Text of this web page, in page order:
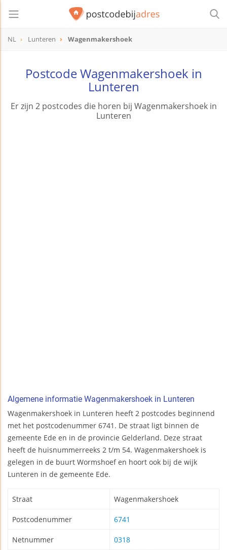
NL Lunteren Wagenmakershoek
Postcode Wagenmakershoek in
Lunteren
Er zijn 2 postcodes die horen bij Wagenmakershoek in
Lunteren
Algemene informatie Wagenmakershoek in Lunteren
Wagenmakershoek in Lunteren heeft 2 postcodes beginnend
met het postcodenummer 6741. De straat ligt binnen de
gemeente Ede en in de provincie Gelderland. Deze straat
heeft de huisnummerreeks 2 t/m 54. Wagenmakershoek is
gelegen in de buurt Wormshoef en hoort ook bij de wijk
Lunteren in de gemeente Ede.
Straat Wagenmakershoek
Postcodenummer 6741
Netnummer 0318